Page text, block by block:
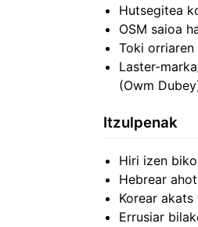
Hutsegitea
OSM saioa
Toki orriaren
Laster-
(Owm
Itzulpenak
Hiri izen
Hebrear
Korear
Errusiar